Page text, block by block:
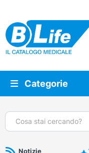
Vai al contenuto principale
Categorie
Cerca:
Notizie